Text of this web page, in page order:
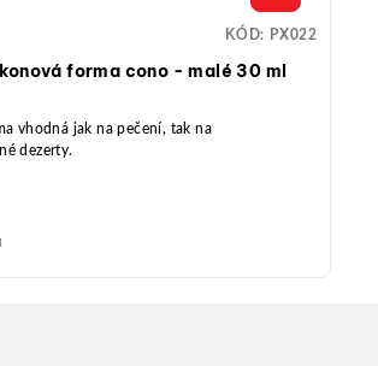
forma cono - malé 30 ml
vhodná jak na pečení, tak na
dezerty.
KÓD: PX022